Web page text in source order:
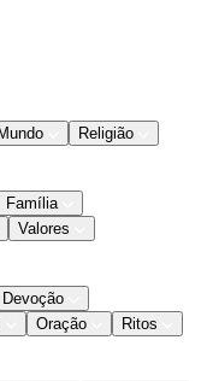
Mundo
Religião
Família
Valores
Devoção
Oração
Ritos